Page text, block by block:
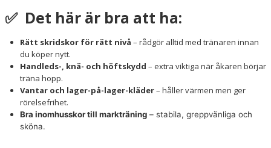
✅ Det här är bra att ha:
Rätt skridskor för rätt nivå – rådgör alltid med tränaren innan
du köper nytt.
Handleds-, knä- och höftskydd – extra viktiga när åkaren börjar
träna hopp.
Vantar och lager-på-lager-kläder– håller värmen men ger
rörelsefrihet.
Bra inomhusskor till markträning – stabila, greppvänliga och
sköna.